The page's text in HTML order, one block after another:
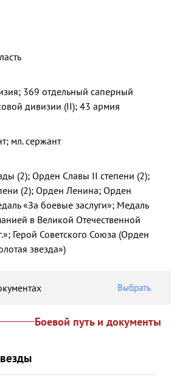
369 отдельный саперный
дивизии (II); 43 армия
мл. сержант
(2); Орден Славы II степени (2);
(2); Орден Ленина; Орден
«За боевые заслуги»; Медаль
в Великой Отечественной
Герой Советского Союза (Орден
звезда»)
Выбрать
Боевой путь и документы